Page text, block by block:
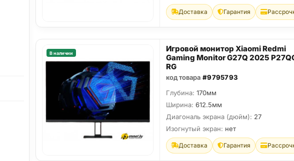
Доставка Гарантия
В наличии
Игровой монитор Xiaomi Redmi
Gaming Monitor G27Q 2025
RG
код товара #9795793
Глубина: 170мм
Ширина: 612.5мм
Диагональ экрана (дюйм): 27
Изогнутый экран: нет
Доставка Гарантия